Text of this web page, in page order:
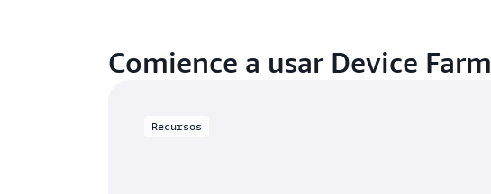
Comience a usar Device Farm
Recursos